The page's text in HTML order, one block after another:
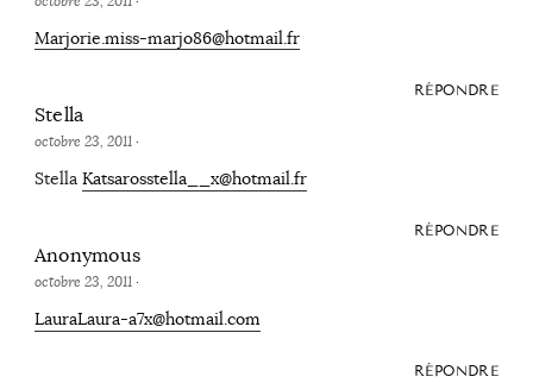
Marjorie.miss-marjo86@hotmail.fr
RÉPONDRE
Stella
octobre 23, 2011·
Stella Katsarosstella__x@hotmail.fr
RÉPONDRE
Anonymous
octobre 23, 2011·
LauraLaura-a7x@hotmail.com
RÉPONDRE